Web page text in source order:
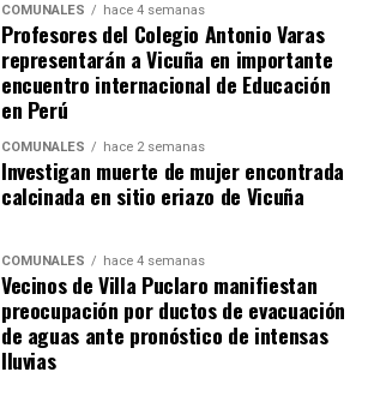
COMUNALES hace 4 semanas
Profesores del Colegio Antonio Varas
representarán a Vicuña en importante
encuentro internacional de Educación
en Perú
COMUNALES hace 2 semanas
Investigan muerte de mujer encontrada
calcinada en sitio eriazo de Vicuña
COMUNALES hace 4 semanas
Vecinos de Villa Puclaro manifiestan
preocupación por ductos de evacuación
de aguas ante pronóstico de intensas
lluvias